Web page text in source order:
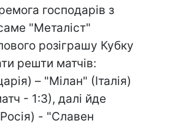
господарів з
"Металіст"
розіграшу Кубку
решти матчів:
– "Мілан" (Італія)
- 1:3), далі йде
- "Славен